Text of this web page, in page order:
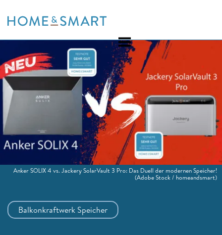
to
Balkonkraftwerk Speicher
Anker SOLIX 4 vs. Jackery SolarVault 3 Pro: Das Duell der modernen Speicher!
(Adobe Stock / homeandsmart)